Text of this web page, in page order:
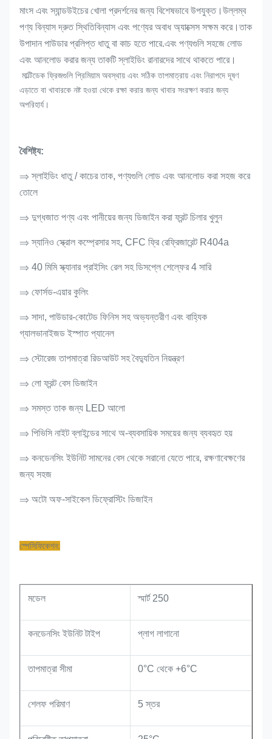
মাংস এবং স্যান্ডউইচের খোলা প্রদর্শনের জন্য বিশেষভাবে উপযুক্ত।উল্লম্ব
পণ্য বিন্যাস দ্রুত স্থিতিবিন্যাস এবং পণ্যের অবাধ অ্যাক্সেস সক্ষম করে।তাক
উপাদান পাউডার প্রলিপ্ত ধাতু বা কাচ হতে পারে.এবং পণ্যগুলি সহজে লোড
এবং আনলোড করার জন্য তাকটি স্লাইডিং রানারদের সাথে থাকতে পারে।
মাল্টিডেক ফ্রিজগুলি প্রিমিয়াম অবস্থায় এবং সঠিক তাপমাত্রায় এবং নিরাপদে দূষণ
এড়াতে বা খাবারকে নষ্ট হওয়া থেকে রক্ষা করার জন্য খাবার সংরক্ষণ করার জন্য
অপরিহার্য।
বৈশিষ্ট্য:
⇒ স্লাইডিং ধাতু / কাচের তাক, পণ্যগুলি লোড এবং আনলোড করা সহজ করে
তোলে
⇒ দুগ্ধজাত পণ্য এবং পানীয়ের জন্য ডিজাইন করা ফ্রন্ট চিলার খুলুন
⇒ স্যানিও স্ক্রোল কম্প্রেসার সহ, CFC ফ্রি রেফ্রিজারেন্ট R404a
⇒ 40 মিমি স্ক্যানার প্রাইসিং রেল সহ ডিসপ্লে শেল্ফের 4 সারি
⇒ ফোর্সড-এয়ার কুলিং
⇒ সাদা, পাউডার-কোটেড ফিনিস সহ অভ্যন্তরীণ এবং বাহ্যিক
গ্যালভানাইজড ইস্পাত প্যানেল
⇒ স্টোরেজ তাপমাত্রা রিডআউট সহ বৈদ্যুতিন নিয়ন্ত্রণ
⇒ লো ফ্রন্ট বেস ডিজাইন
⇒ সমস্ত তাক জন্য LED আলো
⇒ পিভিসি নাইট ব্লাইন্ডের সাথে অ-ব্যবসায়িক সময়ের জন্য ব্যবহৃত হয়
⇒ কনডেনসিং ইউনিট সামনের বেস থেকে সরানো যেতে পারে, রক্ষণাবেক্ষণের
জন্য সহজ
⇒ অটো অফ-সাইকেল ডিফ্রোস্টিং ডিজাইন
স্পেসিফিকেশন:
মডেল স্মার্ট 250
কনডেনসিং ইউনিট টাইপ প্লাগ লাগানো
তাপমাত্রা সীমা 0°C থেকে +6°C
শেলফ পরিমাণ 5 স্তর